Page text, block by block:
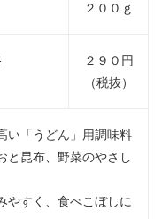
２００ｇ
２９０円
（税抜）
い「うどん」用調味料
と昆布、野菜のやさし
やすく、食べこぼしに